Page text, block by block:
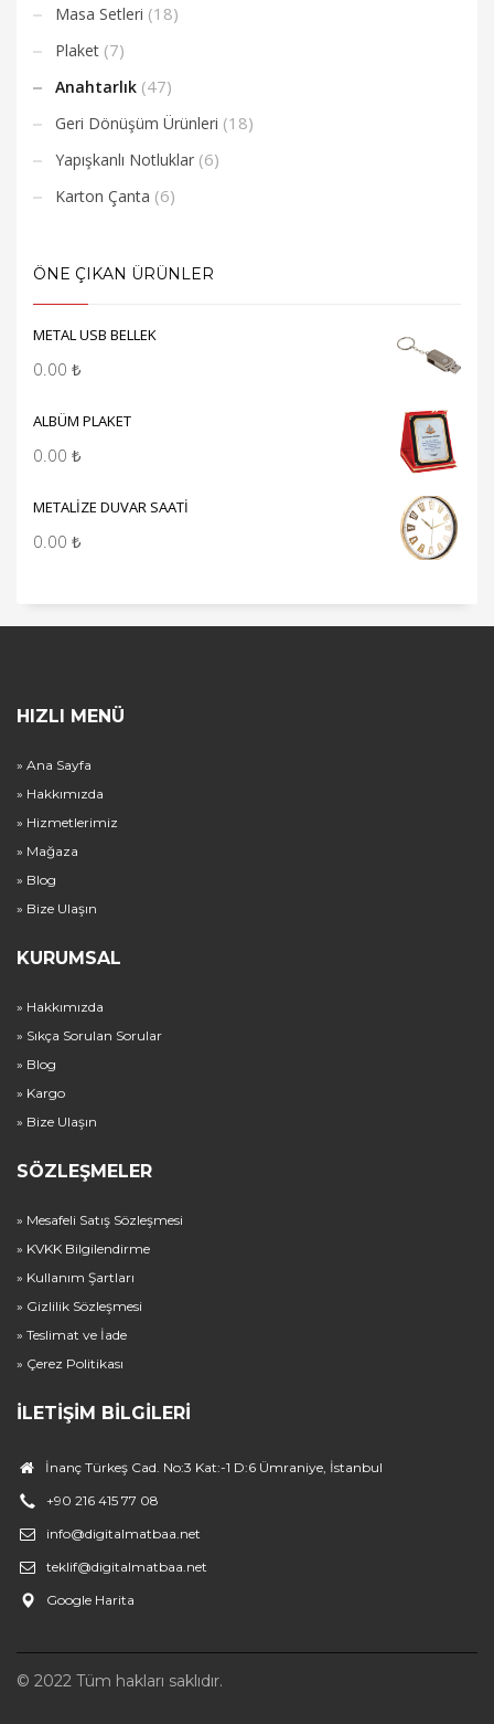
Masa Setleri (18)
Plaket (7)
Anahtarlık (47)
Geri Dönüşüm Ürünleri (18)
Yapışkanlı Notluklar (6)
Karton Çanta (6)
ÖNE ÇIKAN ÜRÜNLER
METAL USB BELLEK
0.00 ₺
ALBÜM PLAKET
0.00 ₺
METALİZE DUVAR SAATİ
0.00 ₺
HIZLI MENÜ
» Ana Sayfa
» Hakkımızda
» Hizmetlerimiz
» Mağaza
» Blog
» Bize Ulaşın
KURUMSAL
» Hakkımızda
» Sıkça Sorulan Sorular
» Blog
» Kargo
» Bize Ulaşın
SÖZLEŞMELER
» Mesafeli Satış Sözleşmesi
» KVKK Bilgilendirme
» Kullanım Şartları
» Gizlilik Sözleşmesi
» Teslimat ve İade
» Çerez Politikası
İLETIŞIM BILGILERI
İnanç Türkeş Cad. No:3 Kat:-1 D:6 Ümraniye, İstanbul
+90 216 415 77 08
info@digitalmatbaa.net
teklif@digitalmatbaa.net
Google Harita
© 2022 Tüm hakları saklıdır.